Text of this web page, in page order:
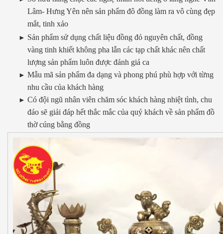
Lâm- Hưng Yên nên sản phẩm đô đồng làm ra vô cùng đẹp
mắt, tinh xảo
Sản phẩm sử dụng chất liệu đồng đỏ nguyên chất, đồng
vàng tinh khiết không pha lẫn các tạp chất khác nên chất
lượng sản phẩm luôn được đánh giá ca
Mẫu mã sản phẩm đa dạng và phong phú phù hợp với từng
nhu cầu của khách hàng
Có đội ngũ nhân viên chăm sóc khách hàng nhiệt tình, chu
đáo sẽ giải đáp hết thắc mắc của quý khách về sản phẩm đồ
thờ cúng bằng đồng